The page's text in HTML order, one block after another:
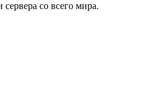
со всего мира.